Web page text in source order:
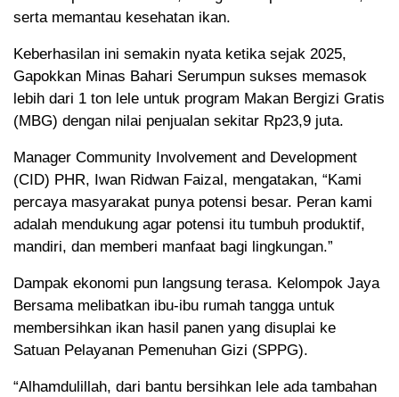
serta memantau kesehatan ikan.
Keberhasilan ini semakin nyata ketika sejak 2025,
Gapokkan Minas Bahari Serumpun sukses memasok
lebih dari 1 ton lele untuk program Makan Bergizi Gratis
(MBG) dengan nilai penjualan sekitar Rp23,9 juta.
Manager Community Involvement and Development
(CID) PHR, Iwan Ridwan Faizal, mengatakan, “Kami
percaya masyarakat punya potensi besar. Peran kami
adalah mendukung agar potensi itu tumbuh produktif,
mandiri, dan memberi manfaat bagi lingkungan.”
Dampak ekonomi pun langsung terasa. Kelompok Jaya
Bersama melibatkan ibu-ibu rumah tangga untuk
membersihkan ikan hasil panen yang disuplai ke
Satuan Pelayanan Pemenuhan Gizi (SPPG).
“Alhamdulillah, dari bantu bersihkan lele ada tambahan